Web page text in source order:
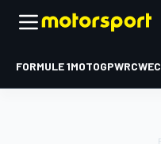
FORMULE 1MOTOGPWRCWEC